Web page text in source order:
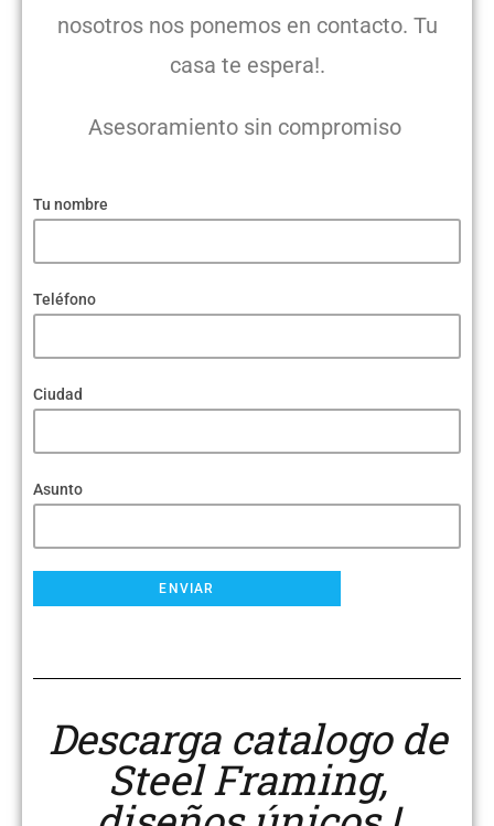
nosotros nos ponemos en contacto. Tu
casa te espera!.
Asesoramiento sin compromiso
Tu nombre
Teléfono
Ciudad
Asunto
Descarga catalogo de
Steel Framing,